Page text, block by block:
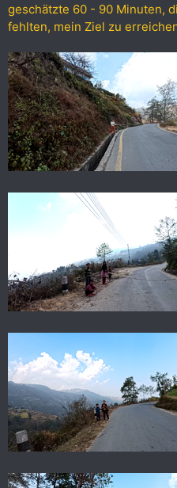
geschätzte 60 - 90 Minuten,
fehlten, mein Ziel zu